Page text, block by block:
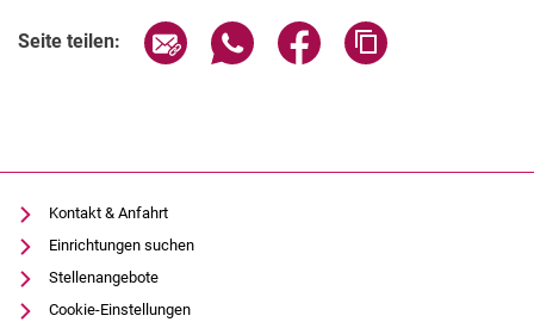
Kontakte
Semesterinformationen
Seite teilen: Seite über E-Mail teilen
Seite über WhatsApp teilen
Seite über Facebook
Kontakt & Anfahrt
Einrichtungen suchen
Stellenangebote
Cookie-Einstellungen